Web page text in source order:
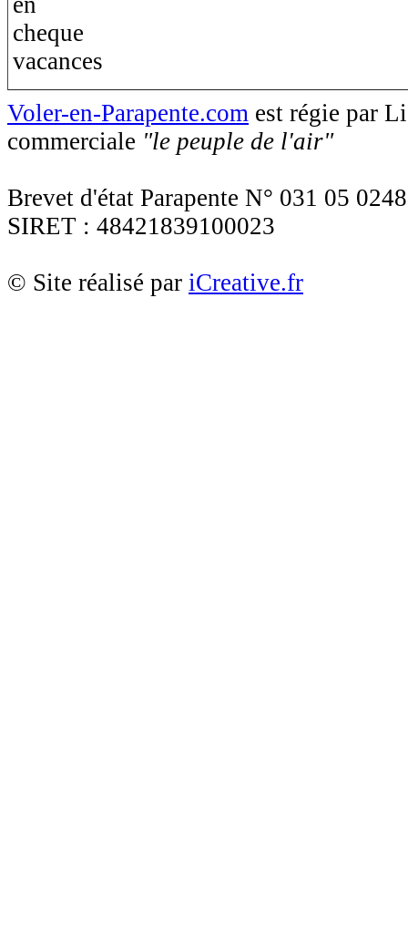
Voler-en-Parapente.com est régie par
commerciale "le peuple de l'air"
Brevet d'état Parapente N° 031 05 0248
SIRET : 48421839100023
© Site réalisé par iCreative.fr